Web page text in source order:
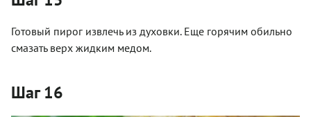
Готовый пирог извлечь из духовки. Еще горячим обильно
смазать верх жидким медом.
Шаг 16